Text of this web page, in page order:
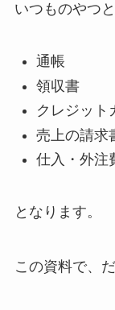
いつものやつと
通帳
領収書
クレジット
売上の請求
仕入・外注
となります。
この資料で、